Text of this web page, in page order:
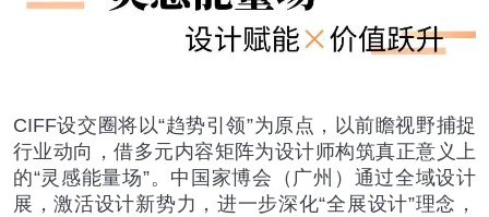
CIFF设交圈将以“趋势引领”为原点，以前瞻视野捕捉
行业动向，借多元内容矩阵为设计师构筑真正意义上
的“灵感能量场”。中国家博会（广州）通过全域设计
展，激活设计新势力，进一步深化“全展设计”理念，